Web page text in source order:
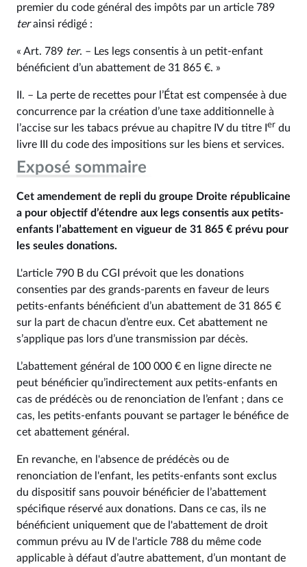
premier du code général des impôts par un article 789
terainsi rédigé :
« Art. 789 ter. – Les legs consentis à un petit-enfant
bénéficient d’un abattement de 31 865 €. »
II. – La perte de recettes pour l’État est compensée à due
concurrence par la création d’une taxe additionnelle à
l’accise sur les tabacs prévue au chapitre IV du titre I er du
livre III du code des impositions sur les biens et services.
Exposé sommaire
Cet amendement de repli du groupe Droite républicaine
a pour objectif d’étendre aux legs consentis aux petits-
enfants l’abattement en vigueur de 31 865 € prévu pour
les seules donations.
L'article 790 B du CGI prévoit que les donations
consenties par des grands-parents en faveur de leurs
petits-enfants bénéficient d’un abattement de 31 865 €
sur la part de chacun d’entre eux. Cet abattement ne
s’applique pas lors d’une transmission par décès.
L’abattement général de 100 000 € en ligne directe ne
peut bénéficier qu’indirectement aux petits-enfants en
cas de prédécès ou de renonciation de l’enfant ; dans ce
cas, les petits-enfants pouvant se partager le bénéfice de
cet abattement général.
En revanche, en l'absence de prédécès ou de
renonciation de l'enfant, les petits-enfants sont exclus
du dispositif sans pouvoir bénéficier de l’abattement
spécifique réservé aux donations. Dans ce cas, ils ne
bénéficient uniquement que de l'abattement de droit
commun prévu au IV de l'article 788 du même code
applicable à défaut d’autre abattement, d’un montant de